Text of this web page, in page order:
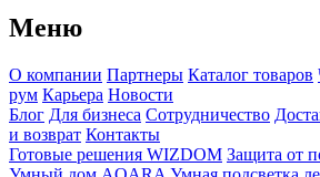
Меню
О компании Партнеры Каталог товаров
рум Карьера Новости
Блог Для бизнеса Сотрудничество
и возврат Контакты
Готовые решения WIZDOM Защита от